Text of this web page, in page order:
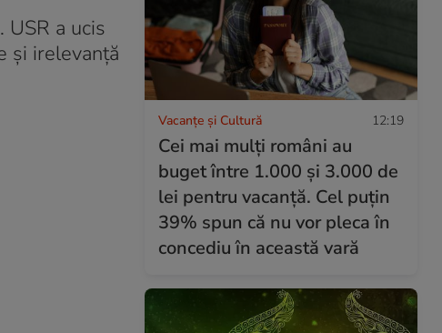
a ucis
şi irelevanţă
Vacanțe și Cultură 12:19
Cei mai mulți români au
buget între 1.000 și 3.000 de
lei pentru vacanță. Cel puțin
39% spun că nu vor pleca în
concediu în această vară